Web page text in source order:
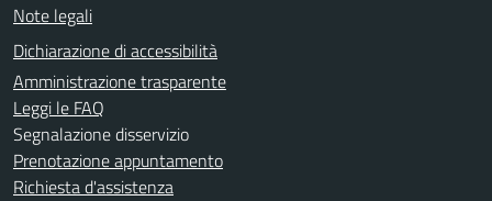
Note legali
Dichiarazione di accessibilità
Amministrazione trasparente
Leggi le FAQ
Segnalazione disservizio
Prenotazione appuntamento
Richiesta d'assistenza